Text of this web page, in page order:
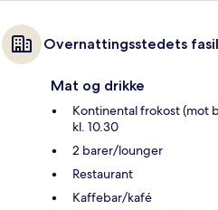
Overnattingsstedets
Mat og drikke
Kontinental frokost (mot
kl. 10.30
2 barer/lounger
Restaurant
Kaffebar/kafé